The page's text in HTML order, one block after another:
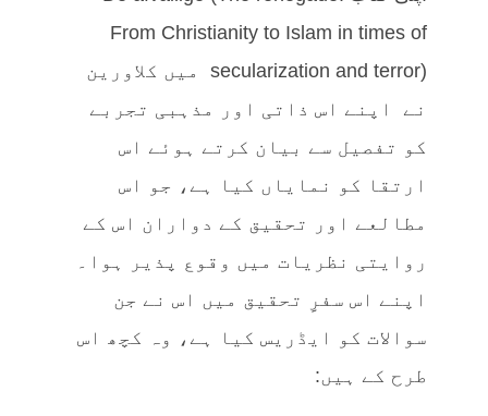
From Christianity to Islam in times of
secularization and terror) میں کلاورین
نے اپنے اس ذاتی اور مذہبی تجربے
کو تفصیل سے بیان کرتے ہوئے اس
ارتقا کو نمایاں کیا ہے، جو اس
مطالعے اور تحقیق کے دواران اس کے
روایتی نظریات میں وقوع پذیر ہوا۔
اپنے اس سفرِِ تحقیق میں اس نے جن
سوالات کو ایڈریس کیا ہے، وہ کچھ اس
طرح کے ہیں: